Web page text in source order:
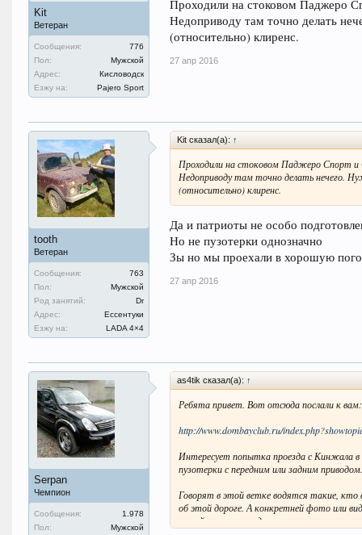
Kit
Ветеран
Сообщения:
776
Пол:
Мужской
Адрес:
Кисловодск
Езжу на:
Pajero Sport
Проходили на стоковом Паджеро
Недоприводу там точно делать
(относительно) клиренс.
27 апр 2016
tooth
Ветеран
Сообщения:
763
Пол:
Мужской
Род занятий:
Dr
Адрес:
Ессентуки
Езжу на:
LADA 4×4
Kit сказал(а): ↑
Проходили на стоковом Паджеро Спорт и
Недоприводу там точно делать нечего.
(относительно) клиренс.
Да и патриоты не особо
Но не пузотерки однозначно
Зы но мы проехали в хорошую
27 апр 2016
Serpan
Чемпион
Сообщения:
1.978
Пол:
Мужской
as4tik сказал(а): ↑
Ребята привет. Вот отсюда послали к вам:
http://www.dombayclub.ru/
Интересует попытка проезда с Кинжала
пузотерки с передним или задним приводом.
Говорят в этой ветке водятся такие, кто
об этой дороге. А конкретней фото или
по ней или нет не едем.